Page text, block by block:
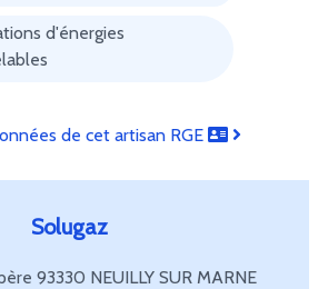
d'énergies
de cet artisan RGE
Solugaz
93330 NEUILLY SUR MARNE